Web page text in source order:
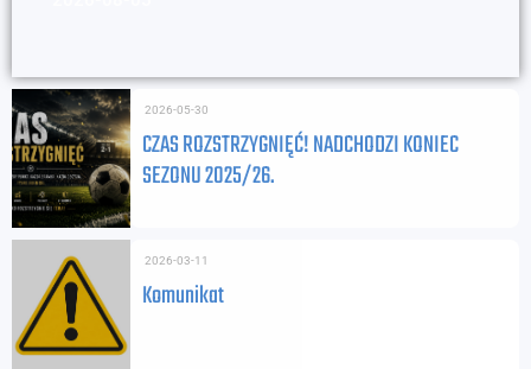
CZAS ROZSTRZYGNIĘĆ! NADCHODZI KONIEC
SEZONU 2025/26.
2026-05-30
Komunikat
2026-03-11